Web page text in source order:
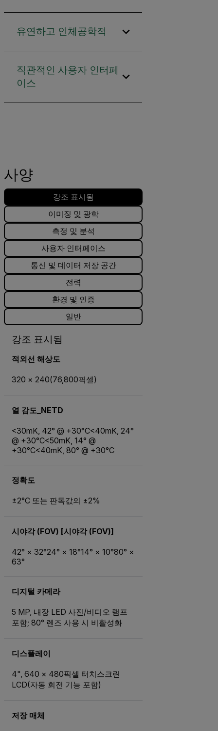
유연하고 인체공학적
직관적인 사용자 인터페
이스
사양
강조 표시됨
이미징 및 광학
측정 및 분석
사용자 인터페이스
통신 및 데이터 저장 공간
전력
환경 및 인증
일반
강조 표시됨
적외선 해상도
320 × 240(76,800픽셀)
열 감도_NETD
<30mK, 42° @ +30°C<40mK, 24°
@ +30°C<50mK, 14° @
+30°C<40mK, 80° @ +30°C
정확도
±2°C 또는 판독값의 ±2%
시야각 (FOV) [시야각 (FOV)]
42° × 32°24° × 18°14° × 10°80° ×
63°
디지털 카메라
5 MP, 내장 LED 사진/비디오 램프
포함; 80° 렌즈 사용 시 비활성화
디스플레이
4", 640 × 480픽셀 터치스크린
LCD(자동 회전 기능 포함)
저장 매체